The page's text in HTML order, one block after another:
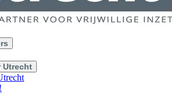
Utrecht